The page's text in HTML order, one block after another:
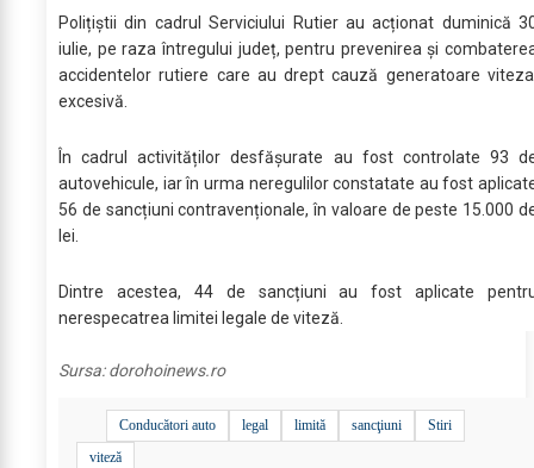
Polițiștii din cadrul Serviciului Rutier au acționat duminică
iulie, pe raza întregului județ, pentru prevenirea și
accidentelor rutiere care au drept cauză generatoare
excesivă.
În cadrul activităților desfășurate au fost controlate 93
autovehicule, iar în urma neregulilor constatate au fost
56 de sancțiuni contravenționale, în valoare de peste 15.000
lei.
Dintre acestea, 44 de sancțiuni au fost aplicate
nerespecatrea limitei legale de viteză.
Sursa:dorohoinews.ro
Conducători auto legal limită sancţiuni
Stiri
viteză